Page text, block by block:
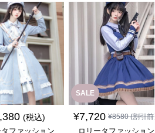
(税込)
タファッション
SALE
¥7,720 ¥8580(割引前)
ロリータファッション